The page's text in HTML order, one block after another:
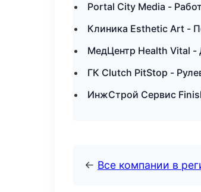
Portal City Media -
Клиника Esthetic Art -
МедЦентр Health Vital -
ГК Clutch PitStop -
ИнжСтрой Сервис
← Все компании в